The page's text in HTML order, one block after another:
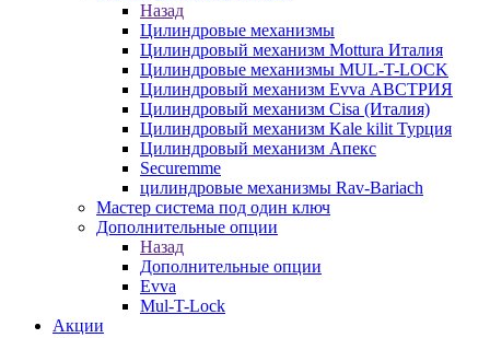
Назад
Цилиндровые механизмы
Цилиндровый механизм Mottura Италия
Цилиндровые механизмы MUL-T-LOCK
Цилиндровый механизм Evva АВСТРИЯ
Цилиндровый механизм Cisa (Италия)
Цилиндровый механизм Kale kilit Турция
Цилиндровый механизм Апекс
Securemme
цилиндровые механизмы Rav-Bariach
Мастер система под один ключ
Дополнительные опции
Назад
Дополнительные опции
Evva
Mul-T-Lock
Акции